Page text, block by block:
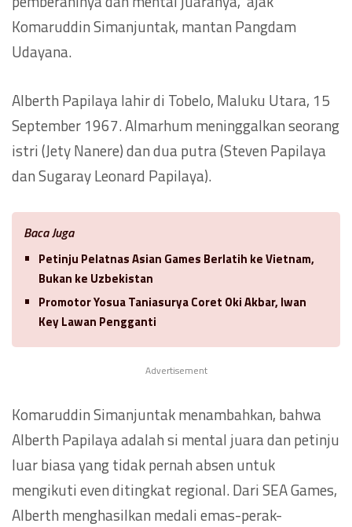
Komaruddin Simanjuntak, mantan Pangdam
Udayana.
Alberth Papilaya lahir di Tobelo, Maluku Utara, 15
September 1967. Almarhum meninggalkan seorang
istri (Jety Nanere) dan dua putra (Steven Papilaya
dan Sugaray Leonard Papilaya).
Baca Juga
Petinju Pelatnas Asian Games Berlatih ke Vietnam,
Bukan ke Uzbekistan
Promotor Yosua Taniasurya Coret Oki Akbar, Iwan
Key Lawan Pengganti
Advertisement
Komaruddin Simanjuntak menambahkan, bahwa
Alberth Papilaya adalah si mental juara dan petinju
luar biasa yang tidak pernah absen untuk
mengikuti even ditingkat regional. Dari SEA Games,
Alberth menghasilkan medali emas-perak-